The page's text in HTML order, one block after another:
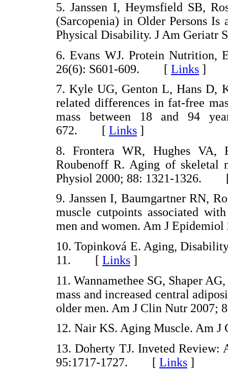
5. Janssen I, Heymsfield SB,
(Sarcopenia) in Older Persons
Physical Disability. J Am
6. Evans WJ. Protein Nutrition,
26(6): S601-609. [ Links ]
7. Kyle UG, Genton L, Hans D,
related differences in fat-free
mass between 18 and 94
672. [ Links ]
8. Frontera WR, Hughes VA,
Roubenoff R. Aging of skeletal
Physiol 2000; 88: 1321-
9. Janssen I, Baumgartner RN,
muscle cutpoints associated
men and women. Am J
10. Topinková E. Aging,
11. [ Links ]
11. Wannamethee SG, Shaper
mass and increased central
older men. Am J Clin Nutr
12. Nair KS. Aging Muscle.
13. Doherty TJ. Inveted Review:
95:1717-1727. [ Links ]